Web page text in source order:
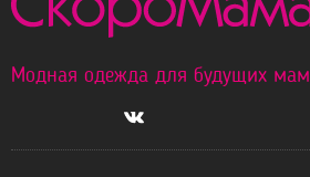
Модная одежда для будущих мам